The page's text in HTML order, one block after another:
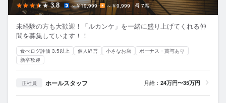
3.8 ～￥19,999 ～￥9,999 7席
未経験の方も大歓迎！「ルカンケ」を一緒に盛り上げてくれる仲
間を募集しています！！
食べログ評価 3.5以上 個人経営 小さなお店
ボーナス・賞与あり
新卒歓迎
正社員 ホールスタッフ 月給： 24万円〜35万円